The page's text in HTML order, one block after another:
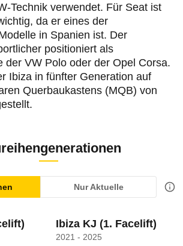
Technik verwendet. Für Seat ist
da er eines der
in Spanien ist. Der
positioniert als
der VW Polo oder der Opel Corsa.
Ibiza in fünfter Generation auf
Querbaukastens (MQB) von
Nur Aktuelle
Ibiza KJ (1. Facelift)
2021 - 2025